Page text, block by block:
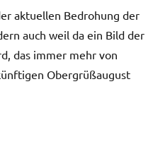
aktuellen Bedrohung der
auch weil da ein Bild der
das immer mehr von
Obergrüßaugust